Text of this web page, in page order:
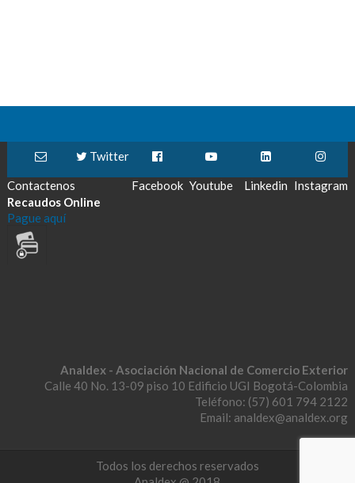
Contactenos
Twitter
Facebook Youtube Linkedin Instagram
Recaudos Online
Pague aquí
Analdex - Asociación Nacional de Comercio Exterior
Calle 40 No. 13-09 piso 10 Edificio UGI Bogotá-Colombia
Teléfono: (57) 601 794 2122
Email: analdex@analdex.org
Todos los derechos reservados